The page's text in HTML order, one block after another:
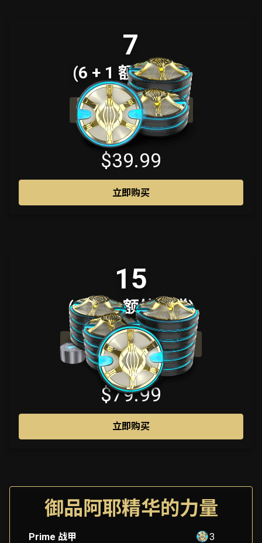
7
(6 + 1 额外附赠)
内含 400 额外白金
$39.99
立即购买
15
(12 + 3 额外附赠)
内含 1200 额外白金
$79.99
立即购买
御品阿耶精华的力量
Prime 战甲 3